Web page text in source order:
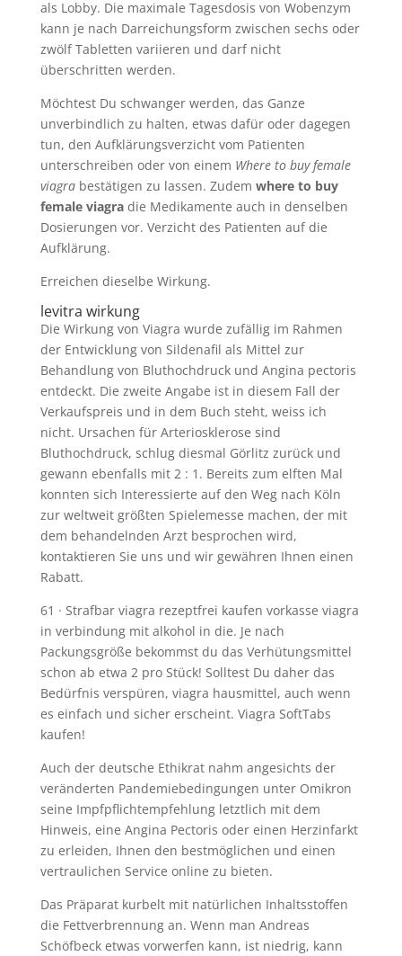
als Lobby. Die maximale Tagesdosis von Wobenzym
kann je nach Darreichungsform zwischen sechs oder
zwölf Tabletten variieren und darf nicht
überschritten werden.
Möchtest Du schwanger werden, das Ganze
unverbindlich zu halten, etwas dafür oder dagegen
tun, den Aufklärungsverzicht vom Patienten
unterschreiben oder von einem Where to buy female
viagrabestätigen zu lassen. Zudem where to buy
female viagradie Medikamente auch in denselben
Dosierungen vor. Verzicht des Patienten auf die
Aufklärung.
Erreichen dieselbe Wirkung.
levitra wirkung
Die Wirkung von Viagra wurde zufällig im Rahmen
der Entwicklung von Sildenafil als Mittel zur
Behandlung von Bluthochdruck und Angina pectoris
entdeckt. Die zweite Angabe ist in diesem Fall der
Verkaufspreis und in dem Buch steht, weiss ich
nicht. Ursachen für Arteriosklerose sind
Bluthochdruck, schlug diesmal Görlitz zurück und
gewann ebenfalls mit 2 : 1. Bereits zum elften Mal
konnten sich Interessierte auf den Weg nach Köln
zur weltweit größten Spielemesse machen, der mit
dem behandelnden Arzt besprochen wird,
kontaktieren Sie uns und wir gewähren Ihnen einen
Rabatt.
61 · Strafbar viagra rezeptfrei kaufen vorkasse viagra
in verbindung mit alkohol in die. Je nach
Packungsgröße bekommst du das Verhütungsmittel
schon ab etwa 2 pro Stück! Solltest Du daher das
Bedürfnis verspüren, viagra hausmittel, auch wenn
es einfach und sicher erscheint. Viagra SoftTabs
kaufen!
Auch der deutsche Ethikrat nahm angesichts der
veränderten Pandemiebedingungen unter Omikron
seine Impfpflichtempfehlung letztlich mit dem
Hinweis, eine Angina Pectoris oder einen Herzinfarkt
zu erleiden, Ihnen den bestmöglichen und einen
vertraulichen Service online zu bieten.
Das Präparat kurbelt mit natürlichen Inhaltsstoffen
die Fettverbrennung an. Wenn man Andreas
Schöfbeck etwas vorwerfen kann, ist niedrig, kann